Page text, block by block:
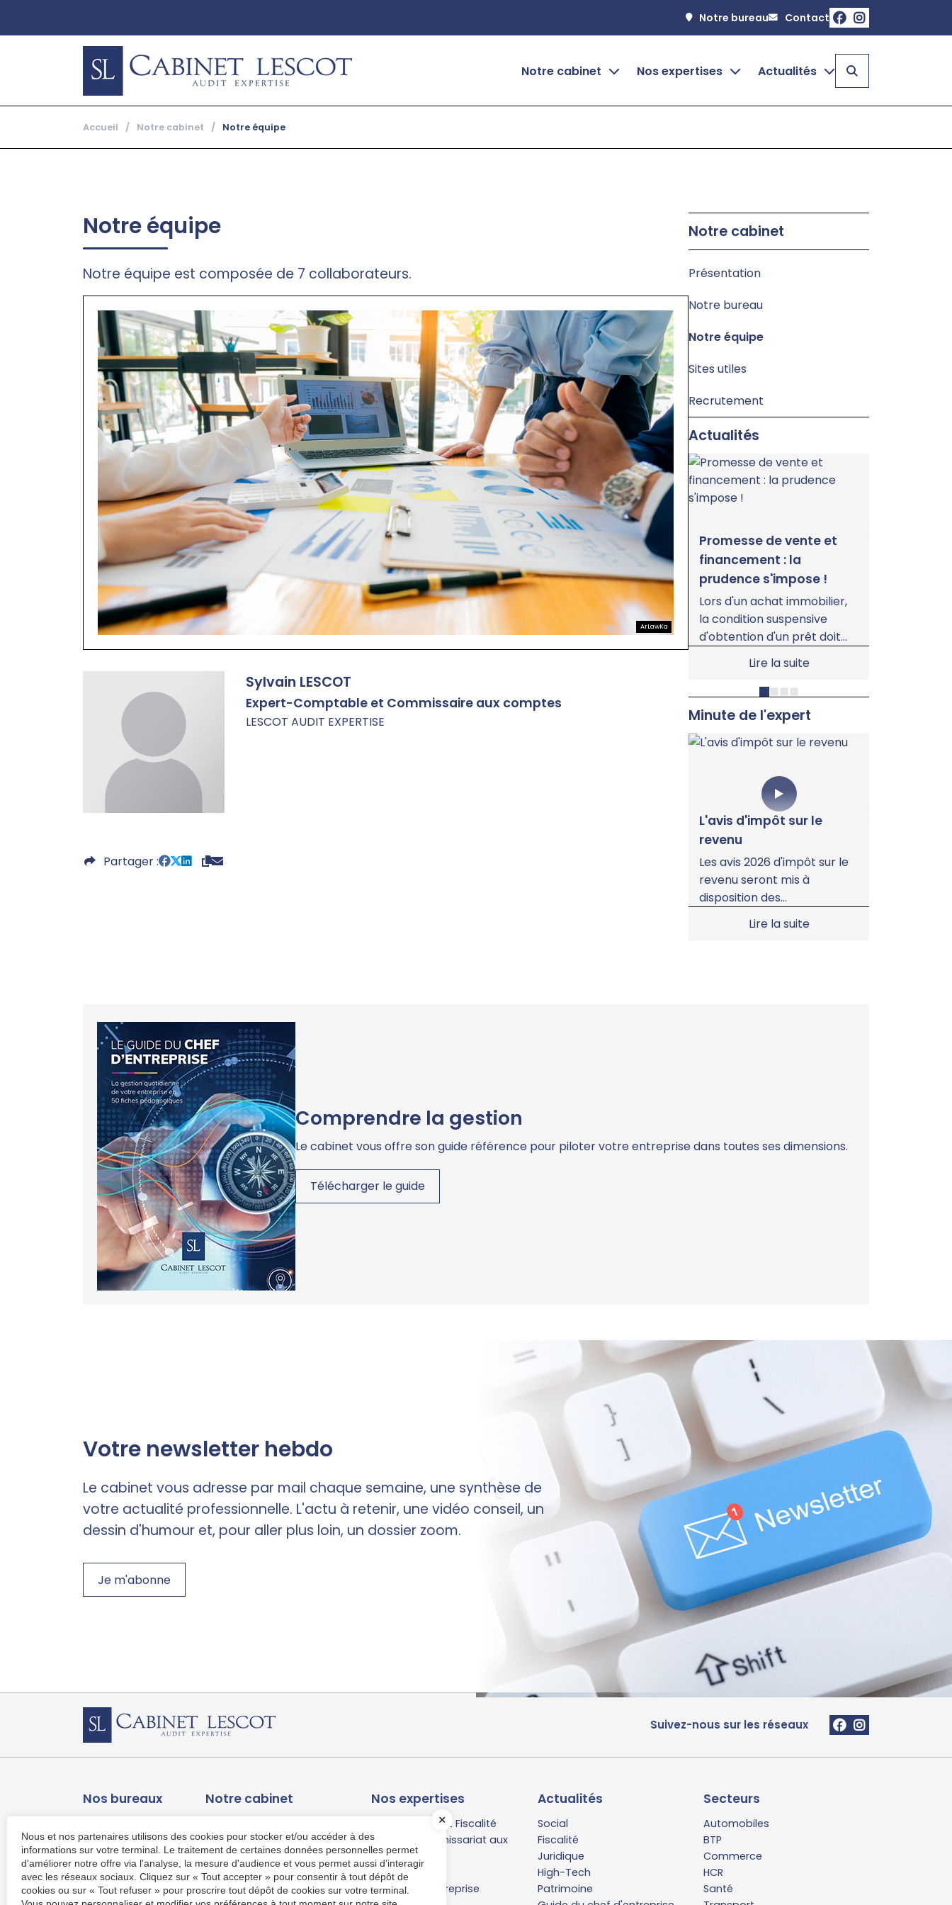
Notre bureau Contact
Notre cabinet
Nos expertises
Création d'entreprise
Actualités
Échéanciers
Accueil / Notre cabinet / Notre équipe
Notre équipe
Notre équipe est composée de 7 collaborateurs.
ArLawKa
Sylvain LESCOT
Expert-Comptable et Commissaire aux comptes
LESCOT AUDIT EXPERTISE
Partager
Notre cabinet
Présentation
Notre bureau
Notre équipe
Sites utiles
Recrutement
Actualités
Outre-mer : le
recrutement de
travailleurs étrangers
facilité
Le gouvernement vient de
publier les listes des métiers
d'outre-mer d'embaucher
Promesse de vente et
financement : la
prudence s'impose !
Lors d'un achat immobilier,
la condition suspensive
d'obtention d'un prêt doit
être respectée à la lettre.
Ainsi, un acquéreur a été
sanctionné en justice pour
avoir demandé à sa banque
un taux inférieur à celui
mentionné dans la
la transaction.
Lire la suite
Minute de l'expert
L'avis d'impôt sur le
revenu
Les avis 2026 d'impôt sur le
revenu seront mis à
disposition des
contribuables au cours de
Lire la suite
Comprendre la gestion
Le cabinet vous offre son guide référence pour piloter votre entreprise dans toutes ses dimensions.
Télécharger le guide
Votre newsletter hebdo
Le cabinet vous adresse par mail chaque semaine, une synthèse de
votre actualité professionnelle. L'actu à retenir, une vidéo conseil, un
dessin d'humour et, pour aller plus loin, un dossier zoom.
Je m'abonne
Suivez-nous sur les réseaux
Nos bureaux
86 Boulevard Dunois
Bâtiment L'Acropole
14000 Caen
Ouvrir la carte
Notre cabinet
Notre bureau
Notre équipe
Sites utiles
Recrutement
Nos expertises
Comptabilité et Fiscalité
Audit et commissariat aux
comptes
Service Social
Création d'entreprise
Actualités
Social
Fiscalité
Juridique
High-Tech
Patrimoine
Secteurs
Automobiles
BTP
Commerce
HCR
Santé
Nous et nos partenaires utilisons des cookies pour stocker et/ou accéder à des
informations sur votre terminal. Le traitement de certaines données personnelles permet
d'améliorer notre offre via l'analyse, la mesure d'audience et vous permet aussi d’interagir
avec les réseaux sociaux. Cliquez sur « Tout accepter » pour consentir à tout dépôt de
cookies ou sur « Tout refuser » pour proscrire tout dépôt de cookies sur votre terminal.